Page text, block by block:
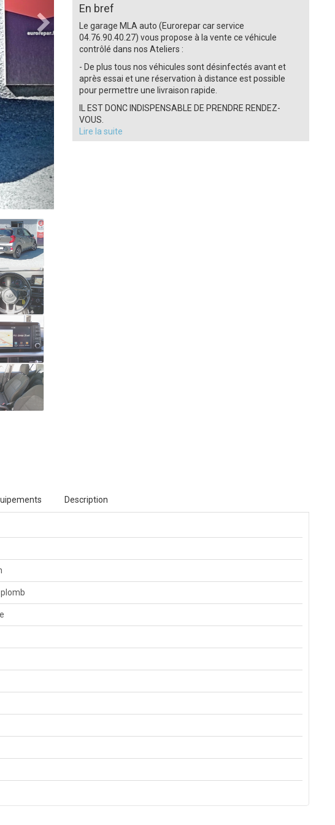
En bref
Le garage MLA auto (Eurorepar car service
04.76.90.40.27) vous propose à la vente ce véhicule
contrôlé dans nos Ateliers :
- De plus tous nos véhicules sont désinfectés avant et
après essai et une réservation à distance est possible
pour permettre une livraison rapide.
IL EST DONC INDISPENSABLE DE PRENDRE RENDEZ-
VOUS.
Lire la suite
Description